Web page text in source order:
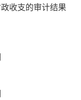
收支的审计结果